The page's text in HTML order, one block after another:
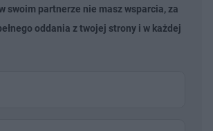
swoim partnerze nie masz wsparcia, za
oddania z twojej strony i w każdej